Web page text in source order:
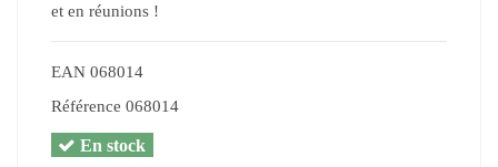
et en réunions !
EAN 068014
Référence 068014
En stock